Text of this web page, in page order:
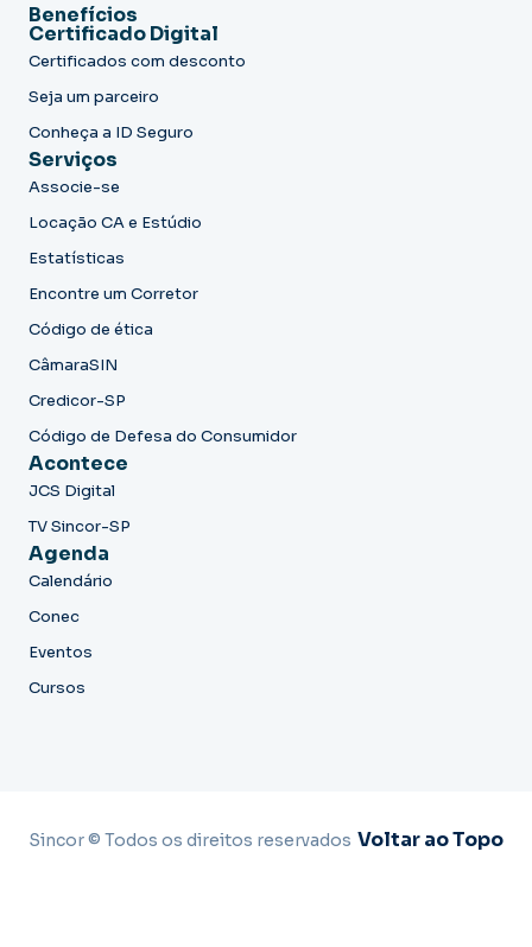
Benefícios
Certificado Digital
Certificados com desconto
Seja um parceiro
Conheça a ID Seguro
Serviços
Associe-se
Locação CA e Estúdio
Estatísticas
Encontre um Corretor
Código de ética
CâmaraSIN
Credicor-SP
Código de Defesa do Consumidor
Acontece
JCS Digital
TV Sincor-SP
Agenda
Calendário
Conec
Eventos
Cursos
Sincor © Todos os direitos reservados Voltar ao Topo